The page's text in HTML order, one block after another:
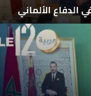
الدفاع الألماني